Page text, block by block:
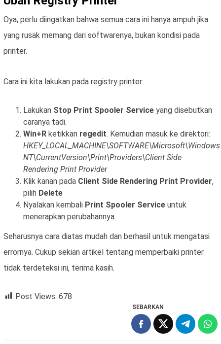
Oya, perlu diingatkan bahwa semua cara ini hanya ampuh jika
yang rusak memang dari softwarenya, bukan kondisi pada
printer.
Cara ini kita lakukan pada registry printer:
Lakukan Stop Print Spooler Service yang disebutkan
caranya tadi.
Win+R ketikkan regedit. Kemudian masuk ke direktori:
HKEY_LOCAL_MACHINE\SOFTWARE\Microsoft\Windows
NT\CurrentVersion\Print\Providers\Client Side
Rendering Print Provider
Klik kanan pada Client Side Rendering Print Provider,
pilih Delete
Nyalakan kembali Print Spooler Service untuk
menerapkan perubahannya.
Seharusnya cara diatas mudah dan berhasil untuk mengatasi
errornya. Cukup sekian artikel tentang memperbaiki printer
tidak terdeteksi ini, terima kasih.
Post Views: 678
SEBARKAN